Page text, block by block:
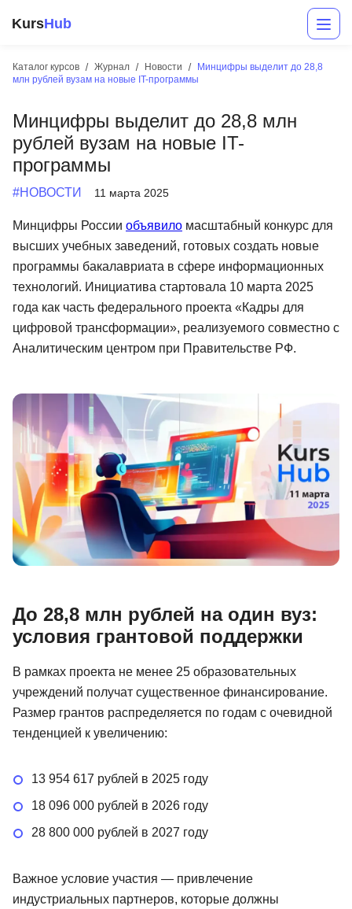
KursHub
Каталог курсов Журнал Новости
Минцифры выделит до 28,8
млн рублей вузам на новые IT-программы
Минцифры выделит до 28,8 млн
рублей вузам на новые IT-
программы
#НОВОСТИ 11 марта 2025
Минцифры России объявило масштабный конкурс для
высших учебных заведений, готовых создать новые
программы бакалавриата в сфере информационных
технологий. Инициатива стартовала 10 марта 2025
года как часть федерального проекта «Кадры для
цифровой трансформации», реализуемого совместно с
Аналитическим центром при Правительстве РФ.
До 28,8 млн рублей на один вуз:
условия грантовой поддержки
В рамках проекта не менее 25 образовательных
учреждений получат существенное финансирование.
Размер грантов распределяется по годам с очевидной
тенденцией к увеличению:
13 954 617 рублей в 2025 году
18 096 000 рублей в 2026 году
28 800 000 рублей в 2027 году
Важное условие участия — привлечение
индустриальных партнеров, которые должны
Маркетинг
Аналитика
Менеджмент
Soft Skills
ДПО
Детям
Акции и промокоды
Рейтинг онлайн-школ